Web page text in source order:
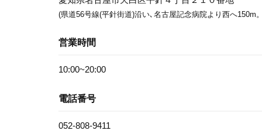
(県道56号線(平針街道)沿い､名古屋記念病院より西へ150m
営業時間
10:00~20:00
電話番号
052-808-9411